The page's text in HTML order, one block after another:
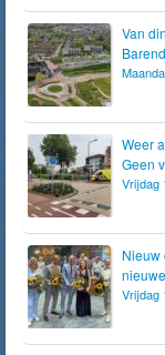
Van
Weer
Geen
Vrijdag
Nieuw
Vrijdag